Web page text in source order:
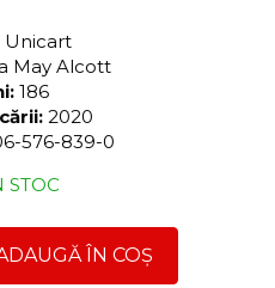
Unicart
May Alcott
186
2020
576-839-0
STOC
ÎN COȘ